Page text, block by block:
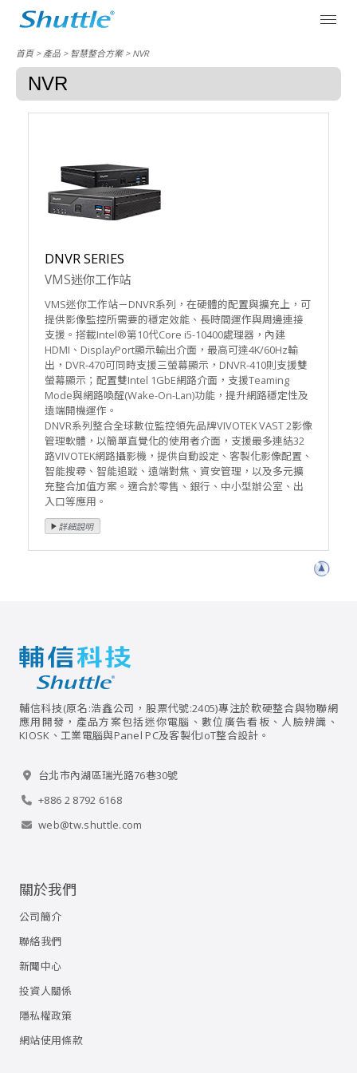
首頁> 產品 > 智慧整合方案 > NVR
NVR
DNVR SERIES
VMS迷你工作站
VMS迷你工作站－DNVR系列，在硬體的配置與擴充上，可
提供影像監控所需要的穩定效能、長時間運作與周邊連接
支援。搭載Intel®第10代Core i5-10400處理器，內建
HDMI、DisplayPort顯示輸出介面，最高可達4K/60Hz輸
出，DVR-470可同時支援三螢幕顯示，DNVR-410則支援雙
螢幕顯示；配置雙Intel 1GbE網路介面，支援Teaming
Mode與網路喚醒(Wake-On-Lan)功能，提升網路穩定性及
遠端開機運作。
DNVR系列整合全球數位監控領先品牌VIVOTEK VAST 2影像
管理軟體，以簡單直覺化的使用者介面，支援最多連結32
路VIVOTEK網路攝影機，提供自動設定、客製化影像配置、
智能搜尋、智能追蹤、遠端對焦、資安管理，以及多元擴
充整合加值方案。適合於零售、銀行、中小型辦公室、出
入口等應用。
輔信科技(原名:浩鑫公司，股票代號:2405)專注於軟硬整合與物聯網
應用開發，產品方案包括迷你電腦、數位廣告看板、人臉辨識、
KIOSK、工業電腦與Panel PC及客製化IoT整合設計。
台北市內湖區瑞光路76巷30號
+886 2 8792 6168
web@tw.shuttle.com
關於我們
公司簡介
聯絡我們
新聞中心
投資人關係
隱私權政策
網站使用條款